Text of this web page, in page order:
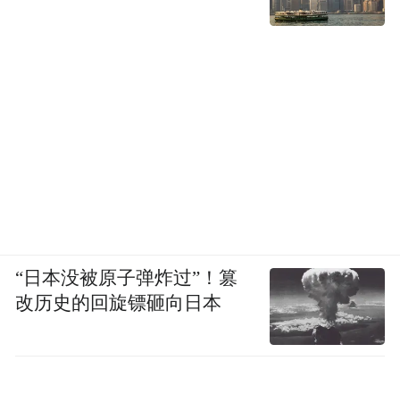
“日本没被原子弹炸过”！篡
改历史的回旋镖砸向日本